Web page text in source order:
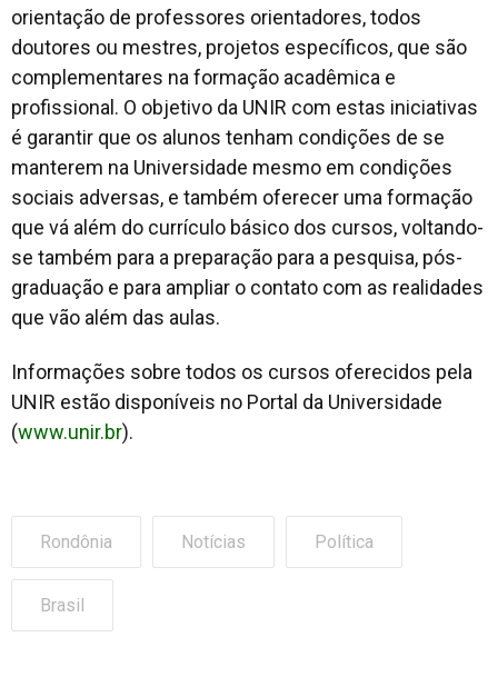
orientação de professores orientadores, todos
doutores ou mestres, projetos específicos, que são
complementares na formação acadêmica e
profissional. O objetivo da UNIR com estas iniciativas
é garantir que os alunos tenham condições de se
manterem na Universidade mesmo em condições
sociais adversas, e também oferecer uma formação
que vá além do currículo básico dos cursos, voltando-
se também para a preparação para a pesquisa, pós-
graduação e para ampliar o contato com as realidades
que vão além das aulas.
Informações sobre todos os cursos oferecidos pela
UNIR estão disponíveis no Portal da Universidade
(www.unir.br).
Rondônia Notícias Política
Brasil